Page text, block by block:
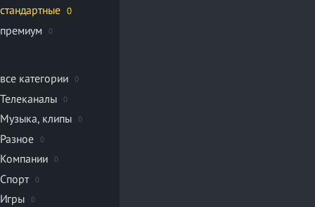
стандартные 0
премиум 0
все категории 0
Телеканалы 0
Музыка, клипы 0
Разное 0
Компании 0
Спорт 0
Игры 0